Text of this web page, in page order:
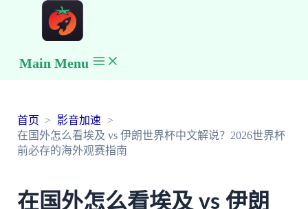
Main Menu
首页
影音加速
在国外怎么看埃及 vs 伊朗世界杯中文解说？2026世界杯
前必存的海外观赛指南
在国外怎么看埃及 vs 伊朗